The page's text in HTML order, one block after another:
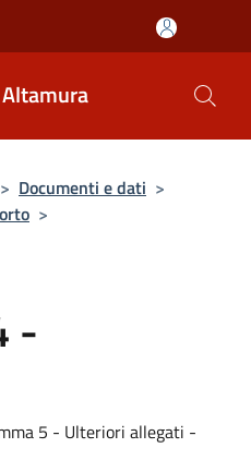
> Documenti e dati >
>
-
5 - Ulteriori allegati -